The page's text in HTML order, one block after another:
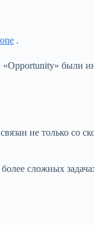
.
были
не только со
сложных